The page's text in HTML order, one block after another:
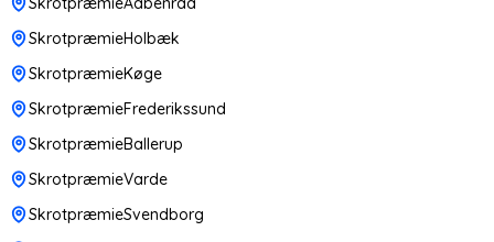
SkrotpræmieHolbæk
SkrotpræmieKøge
SkrotpræmieFrederikssund
SkrotpræmieBallerup
SkrotpræmieVarde
SkrotpræmieSvendborg